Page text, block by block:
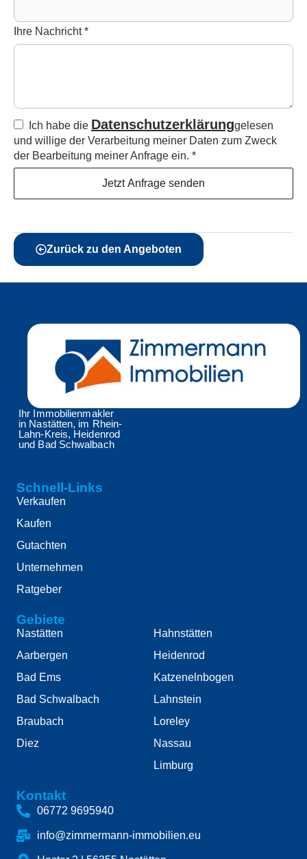
Ihre Nachricht*
Ich habe die Datenschutzerklärunggelesen
und willige der Verarbeitung meiner Daten zum Zweck
der Bearbeitung meiner Anfrage ein. *
Jetzt Anfrage senden
Zurück zu den Angeboten
Ihr Immobilienmakler
in Nastätten, im Rhein-
Lahn-Kreis, Heidenrod
und Bad Schwalbach
Schnell-Links
Verkaufen
Kaufen
Gutachten
Unternehmen
Ratgeber
Gebiete
Nastätten
Aarbergen
Bad Ems
Bad Schwalbach
Braubach
Diez
Hahnstätten
Heidenrod
Katzenelnbogen
Lahnstein
Loreley
Nassau
Limburg
Kontakt
06772 9695940
info@zimmermann-immobilien.eu